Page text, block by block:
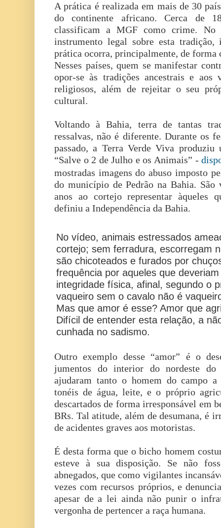
A prática é realizada em mais de 30
do continente africano. Cerca de
classificam a MGF como crime. No
instrumento legal sobre esta
prática ocorra, principalmente, de forma
Nesses países, quem se manifestar
opor-se às tradições ancestrais e
religiosos, além de rejeitar o seu
cultural.
Voltando à Bahia, terra de tantas
ressalvas, não é diferente. Durante os
passado, a Terra Verde Viva
“Salve o 2 de Julho e os Animais” -
mostradas imagens do abuso imposto
do município de Pedrão na Bahia. São
anos ao cortejo representar àqueles
definiu a Independência da Bahia.
No vídeo, animais estressados
cortejo; sem ferradura, escorregam
são chicoteados e furados por
frequência por aqueles que
integridade física, afinal, segundo o
vaqueiro sem o cavalo não é
Mas que amor é esse? Amor que
Difícil de entender esta relação, a
cunhada no sadismo.
Outro exemplo desse “amor” é o
jumentos do interior do nordeste do
ajudaram tanto o homem do campo a
tonéis de água, leite, e o próprio
descartados de forma irresponsável em
BRs. Tal atitude, além de desumana, é
de acidentes graves aos motoristas.
É desta forma que o bicho homem
esteve à sua disposição. Se não
abnegados, que como vigilantes
vezes com recursos próprios, e
apesar de a lei ainda não punir o
vergonha de pertencer a raça humana.